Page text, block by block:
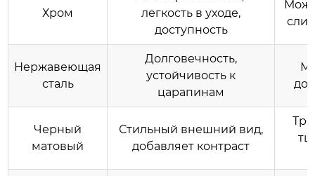
Хром
легкость в уходе,
доступность
Нержавеющая
сталь
Долговечность,
устойчивость к
царапинам
Черный
матовый
Стильный внешний вид,
добавляет контраст